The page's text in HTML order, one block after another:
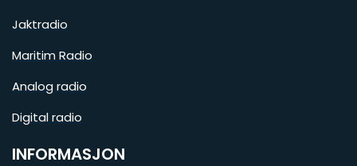
Jaktradio
Maritim Radio
Analog radio
Digital radio
INFORMASJON